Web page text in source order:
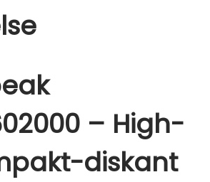
– High-
diskant